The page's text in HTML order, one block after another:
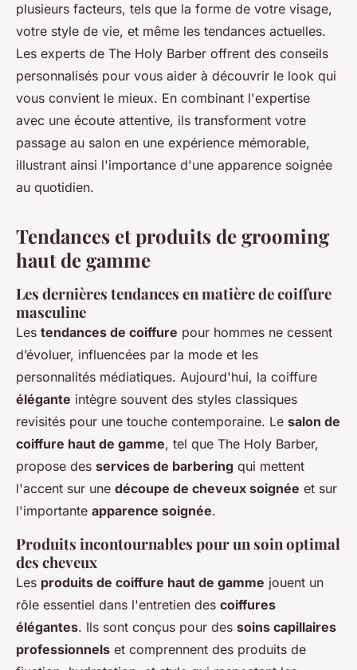
plusieurs facteurs, tels que la forme de votre visage,
votre style de vie, et même les tendances actuelles.
Les experts de The Holy Barber offrent des conseils
personnalisés pour vous aider à découvrir le look qui
vous convient le mieux. En combinant l'expertise
avec une écoute attentive, ils transforment votre
passage au salon en une expérience mémorable,
illustrant ainsi l'importance d'une apparence soignée
au quotidien.
Tendances et produits de grooming
haut de gamme
Les dernières tendances en matière de coiffure
masculine
Les tendances de coiffure pour hommes ne cessent
d’évoluer, influencées par la mode et les
personnalités médiatiques. Aujourd'hui, la coiffure
élégante intègre souvent des styles classiques
revisités pour une touche contemporaine. Le salon de
coiffure haut de gamme, tel que The Holy Barber,
propose des services de barbering qui mettent
l'accent sur une découpe de cheveux soignée et sur
l'importante apparence soignée.
Produits incontournables pour un soin optimal
des cheveux
Les produits de coiffure haut de gamme jouent un
rôle essentiel dans l'entretien des coiffures
élégantes. Ils sont conçus pour des soins capillaires
professionnels et comprennent des produits de